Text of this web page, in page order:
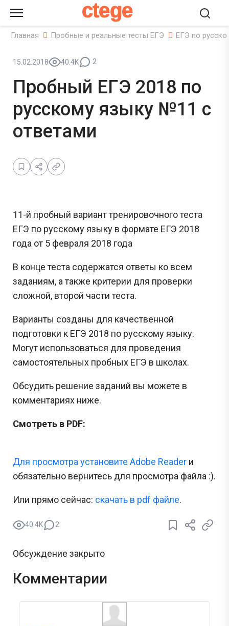
ctege
Главная Пробные и реальные тесты ЕГЭ ЕГЭ по
15.02.2018 40.4K 2
Пробный ЕГЭ 2018 по
русскому языку №11 с
ответами
11-й пробный вариант тренировочного теста
ЕГЭ по русскому языку в формате ЕГЭ 2018
года от 5 февраля 2018 года
В конце теста содержатся ответы ко всем
заданиям, а также критерии для проверки
сложной, второй части теста.
Варианты созданы для качественной
подготовки к ЕГЭ 2018 по русскому языку.
Могут использоваться для проведения
самостоятельных пробных ЕГЭ в школах.
Обсудить решение заданий вы можете в
комментариях ниже.
Смотреть в PDF:
Для просмотра установите Adobe Reader и
обязательно вернитесь для просмотра файла :).
Или прямо сейчас: cкачать в pdf файле.
40.4K 2
Обсуждение закрыто
Комментарии